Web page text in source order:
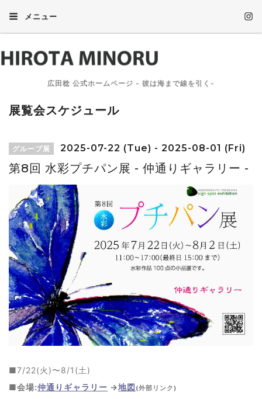
メニュー
広田稔 公式ホームページ - 彼は海まで線を引く-
展覧会スケジュール
グループ展 2025-07-22 (Tue) - 2025-08-01 (Fri)
第8回 水彩プチパン展 - 仲通りギャラリー -
■7/22(火)〜8/1(土)
■会場:仲通りギャラリー →地図 (外部リンク)